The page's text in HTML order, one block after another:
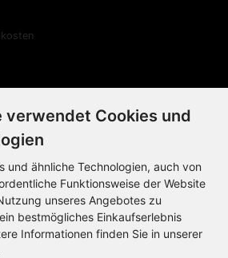
verwendet Cookies und
und ähnliche Technologien, auch von
Funktionsweise der Website
unseres Angebotes zu
bestmögliches Einkaufserlebnis
Informationen finden Sie in unserer